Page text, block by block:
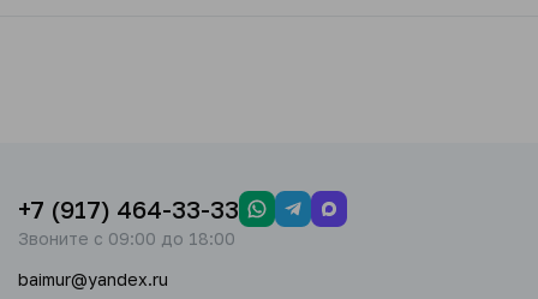
+7 (917) 464-33-33
Звоните с 09:00 до 18:00
baimur@yandex.ru